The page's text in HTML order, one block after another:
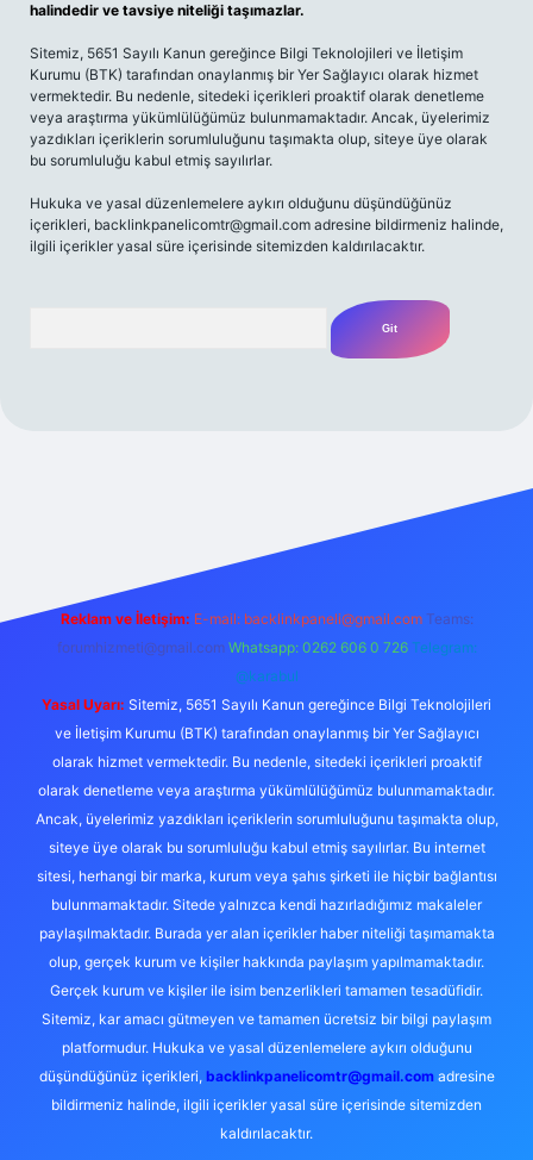
halindedir ve tavsiye niteliği taşımazlar.
Sitemiz, 5651 Sayılı Kanun gereğince Bilgi Teknolojileri ve İletişim
Kurumu (BTK) tarafından onaylanmış bir Yer Sağlayıcı olarak hizmet
vermektedir. Bu nedenle, sitedeki içerikleri proaktif olarak denetleme
veya araştırma yükümlülüğümüz bulunmamaktadır. Ancak, üyelerimiz
yazdıkları içeriklerin sorumluluğunu taşımakta olup, siteye üye olarak
bu sorumluluğu kabul etmiş sayılırlar.
Hukuka ve yasal düzenlemelere aykırı olduğunu düşündüğünüz
içerikleri, backlinkpanelicomtr@gmail.com adresine bildirmeniz halinde,
ilgili içerikler yasal süre içerisinde sitemizden kaldırılacaktır.
m elexbet
Reklam ve İletişim: E-mail: backlinkpaneli@gmail.com Teams:
forumhizmeti@gmail.com Whatsapp: 0262 606 0 726 Telegram:
@karabul
Yasal Uyarı: Sitemiz, 5651 Sayılı Kanun gereğince Bilgi Teknolojileri
ve İletişim Kurumu (BTK) tarafından onaylanmış bir Yer Sağlayıcı
olarak hizmet vermektedir. Bu nedenle, sitedeki içerikleri proaktif
olarak denetleme veya araştırma yükümlülüğümüz bulunmamaktadır.
Ancak, üyelerimiz yazdıkları içeriklerin sorumluluğunu taşımakta olup,
siteye üye olarak bu sorumluluğu kabul etmiş sayılırlar. Bu internet
sitesi, herhangi bir marka, kurum veya şahıs şirketi ile hiçbir bağlantısı
bulunmamaktadır. Sitede yalnızca kendi hazırladığımız makaleler
paylaşılmaktadır. Burada yer alan içerikler haber niteliği taşımamakta
olup, gerçek kurum ve kişiler hakkında paylaşım yapılmamaktadır.
Gerçek kurum ve kişiler ile isim benzerlikleri tamamen tesadüfidir.
Sitemiz, kar amacı gütmeyen ve tamamen ücretsiz bir bilgi paylaşım
platformudur. Hukuka ve yasal düzenlemelere aykırı olduğunu
düşündüğünüz içerikleri, backlinkpanelicomtr@gmail.comadresine
bildirmeniz halinde, ilgili içerikler yasal süre içerisinde sitemizden
kaldırılacaktır.